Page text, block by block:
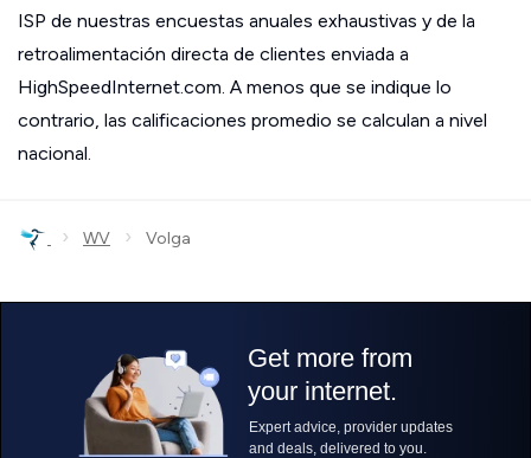
ISP de nuestras encuestas anuales exhaustivas y de la
retroalimentación directa de clientes enviada a
HighSpeedInternet.com. A menos que se indique lo
contrario, las calificaciones promedio se calculan a nivel
nacional.
› WV › Volga